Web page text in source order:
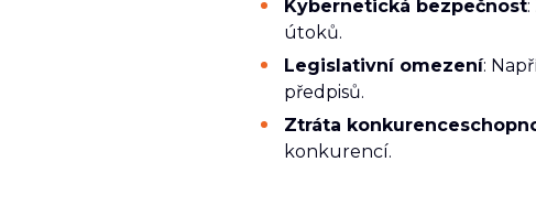
Kybernetická bezpečnost
útoků.
Legislativní omezení:
předpisů.
Ztráta
konkurencí.